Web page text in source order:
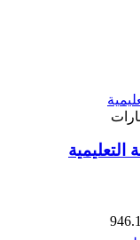
التعليمية